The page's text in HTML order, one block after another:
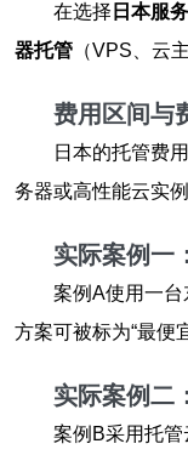
在选择 日本服
器托管 （VPS、云
费用区间与
日本的托管费
务器或高性能云实
实际案例一
案例A使用一
方案可被标为“最便
实际案例二
案例B采用托